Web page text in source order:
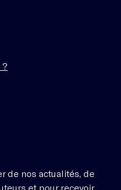
de nos actualités, de
et pour recevoir